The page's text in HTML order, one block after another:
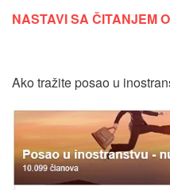
NASTAVI SA ČITANJEM
Ako tražite posao u